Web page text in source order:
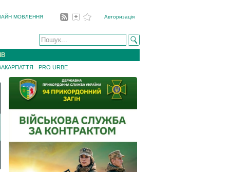
МОВЛЕННЯ Авторизація
PRO URBE